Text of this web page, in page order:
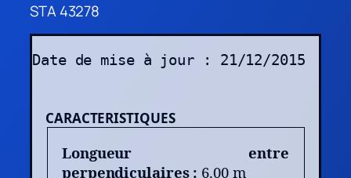
STA 43278
Date de mise à jour : 21/12/2015
CARACTERISTIQUES
Longueur entre
perpendiculaires : 6.00 m